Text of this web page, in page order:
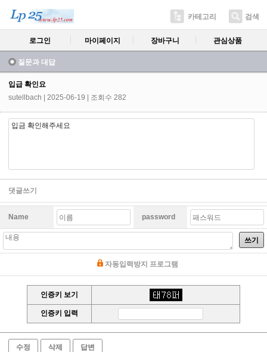
카테고리 검색
로그인 마이페이지 장바구니 관심상품
질문과 대답
입급 확인요
sutellbach
| 2025-06-19 | 조회수 282
입금 확인해주세요
댓글쓰기
Name password
쓰기
자동입력방지 프로그램
인증키 보기
인증키 입력
수정 삭제 답변